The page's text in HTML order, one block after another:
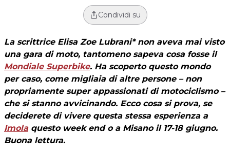
Condividi su
La scrittrice Elisa Zoe Lubrani* non aveva mai visto
una gara di moto, tantomeno sapeva cosa fosse il
Mondiale Superbike. Ha scoperto questo mondo
per caso, come migliaia di altre persone – non
propriamente super appassionati di motociclismo –
che si stanno avvicinando. Ecco cosa si prova, se
deciderete di vivere questa stessa esperienza a
Imolaquesto week end o a Misano il 17-18 giugno.
Buona lettura.